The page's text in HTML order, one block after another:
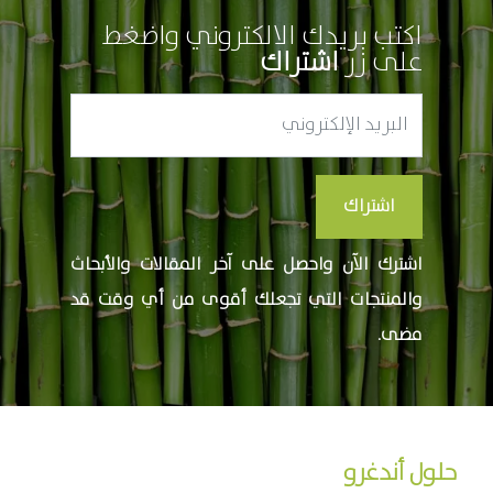
اكتب بريدك الالكتروني واضغط
على زراشتراك
اشتراك
اشترك الآن واحصل على آخر المقالات والأبحاث
والمنتجات التي تجعلك أقوى من أي وقت قد
مضى.
حلول أندغرو